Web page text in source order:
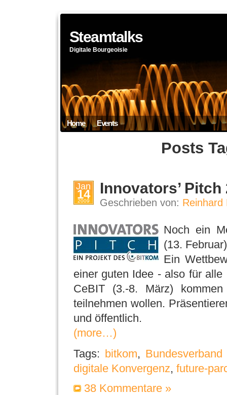
Steamtalks
Digitale Bourgeoisie
Home Events
Posts
Jan
14
2009
Innovators’ Pitch
Geschrieben von: Reinhard
Noch ein
(13.
Ein
einer guten Idee - also für
CeBIT (3.-8. März)
teilnehmen wollen.
und öffentlich.
(more…)
Tags: bitkom,
digitale Konvergenz, future-
38 Kommentare »